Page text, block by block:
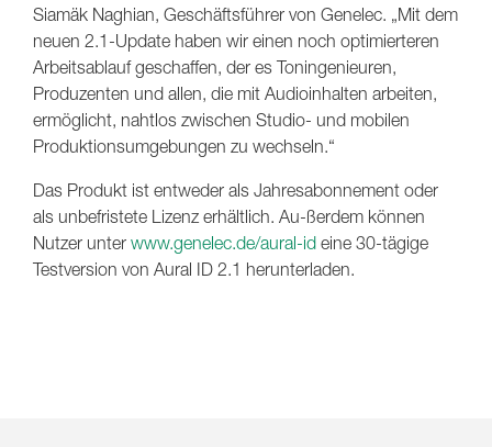
Siamäk Naghian, Geschäftsführer von Genelec. „Mit dem
neuen 2.1-Update haben wir einen noch optimierteren
Arbeitsablauf geschaffen, der es Toningenieuren,
Produzenten und allen, die mit Audioinhalten arbeiten,
ermöglicht, nahtlos zwischen Studio- und mobilen
Produktionsumgebungen zu wechseln.“
Das Produkt ist entweder als Jahresabonnement oder
als unbefristete Lizenz erhältlich. Au-ßerdem können
Nutzer unter www.genelec.de/aural-id eine 30-tägige
Testversion von Aural ID 2.1 herunterladen.